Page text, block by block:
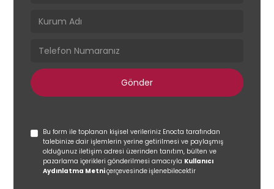
Bu form ile toplanan kişisel verileriniz Enocta tarafından
talebinize dair işlemlerin yerine getirilmesi ve paylaşmış
olduğunuz iletişim adresi üzerinden tanıtım, bülten ve
pazarlama içerikleri gönderilmesi amacıyla Kullanıcı
Aydınlatma Metniçerçevesindeişlenebilecektir